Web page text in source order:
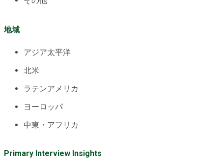
地域
アジア太平洋
北米
ラテンアメリカ
ヨーロッパ
中東・アフリカ
Primary Interview Insights